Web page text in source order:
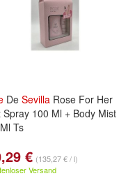
De Sevilla Rose For Her
Spray 100 Ml + Body Mist
Ts
€ (135,27 € / l)
Versand